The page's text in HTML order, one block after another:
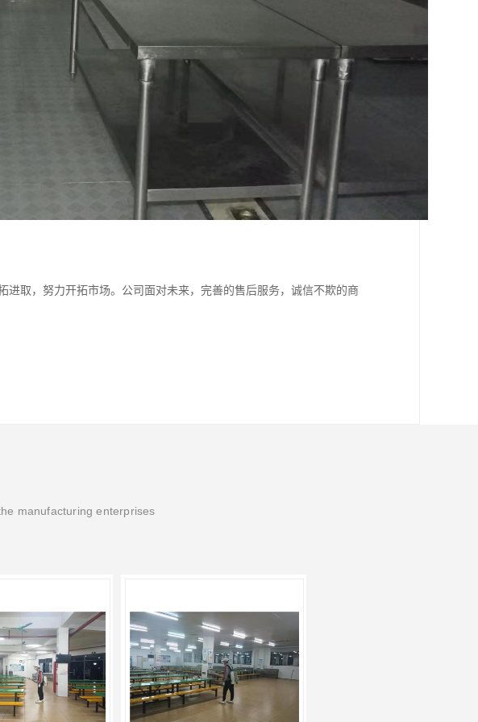
进取，努力开拓市场。公司面对未来，完善的售后服务，诚信不欺的商
manufacturing enterprises